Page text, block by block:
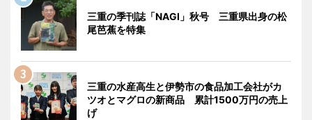
三重の季刊誌「NAGI」秋号 三重県出身の松
尾芭蕉を特集
三重の水産高生と伊勢市の食品加工会社がカ
ツオとマグロの新商品 累計1500万円の売上
げ